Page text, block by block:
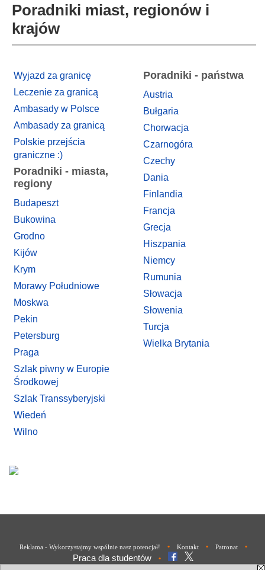
Poradniki miast, regionów i
krajów
Wyjazd za granicę
Leczenie za granicą
Ambasady w Polsce
Ambasady za granicą
Polskie przejścia
graniczne :)
Poradniki - miasta,
regiony
Budapeszt
Bukowina
Grodno
Kijów
Krym
Morawy Południowe
Moskwa
Pekin
Petersburg
Praga
Szlak piwny w Europie
Środkowej
Szlak Transsyberyjski
Wiedeń
Wilno
Poradniki - państwa
Austria
Bułgaria
Chorwacja
Czarnogóra
Czechy
Dania
Finlandia
Francja
Grecja
Hiszpania
Niemcy
Rumunia
Słowacja
Słowenia
Turcja
Wielka Brytania
Reklama - Wykorzystajmy wspólnie nasz potencjał! • Kontakt • Patronat •
Praca dla studentów •